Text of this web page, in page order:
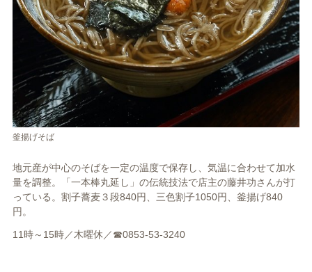
釜揚げそば
地元産が中心のそばを一定の温度で保存し、気温に合わせて加水
量を調整。「一本棒丸延し」の伝統技法で店主の藤井功さんが打
っている。割子蕎麦３段840円、三色割子1050円、釜揚げ840
円。
11時～15時／木曜休／☎0853-53-3240